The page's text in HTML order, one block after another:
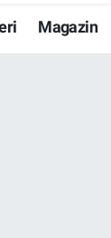
Magazin